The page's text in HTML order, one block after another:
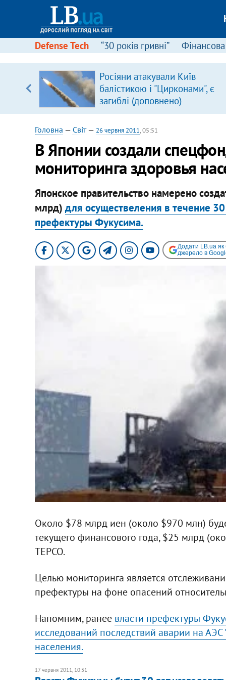
Defense Tech “30 років гривні”
Росіяни атакували Київ
балістикою і "Цирконами", є
загиблі (доповнено)
Головна — Світ— 26 червня 2011, 05:51
В Японии создали
мониторинга здоровья
Японское правительство намерено
млрд) для осуществеления в течение
префектуры Фукусима.
Додати LB.ua
джерело в
Около $78 млрд иен (около $970 млн)
текущего финансового года, $25 млрд
TEPCO.
Целью мониторинга является
префектуры на фоне опасений
Напомним, ранее власти префектуры
исследований последствий аварии на
населения.
17 червня 2011, 10:31